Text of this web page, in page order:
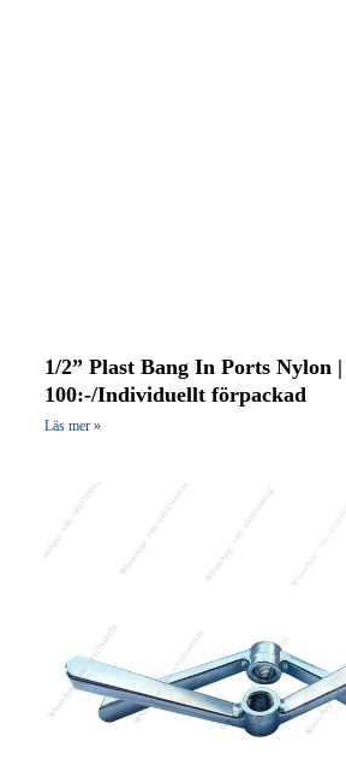
1/2” Plast Bang In Ports Nylon |
100:-/Individuellt förpackad
Läs mer »